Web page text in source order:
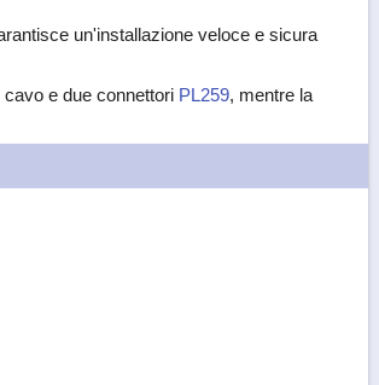
un'installazione veloce e sicura
e due connettori PL259, mentre la